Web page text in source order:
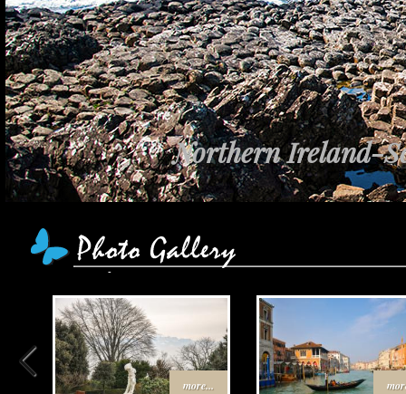
Northern Ireland-
more...